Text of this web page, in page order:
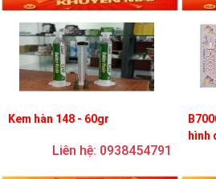
Kem hàn 148 - 60gr
Liên hệ: 0938454791
hình